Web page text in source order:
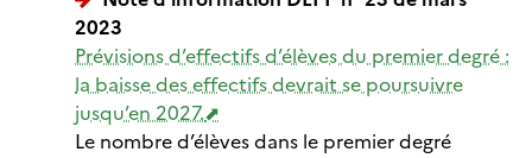
2023
Prévisions d’effectifs d’élèves du premier degré :
la baisse des effectifs devrait se poursuivre
jusqu’en 2027.
Le nombre d’élèves dans le premier degré